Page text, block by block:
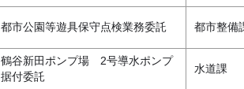
都市公園等遊具保守点検業務委託 都市整備
鶴谷新田ポンプ場 2号導水ポンプ
据付委託
水道課